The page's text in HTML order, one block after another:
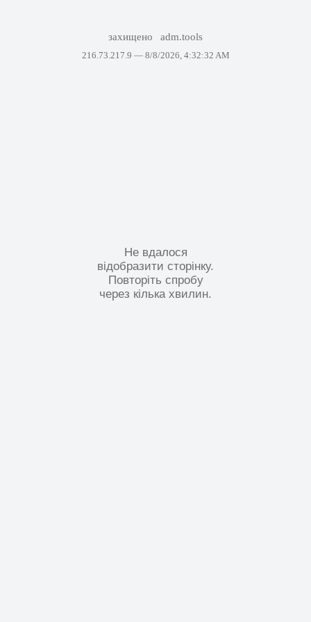
захищено adm.tools
216.73.217.9 — 8/8/2026, 4:32:32 AM
Не вдалося
відобразити сторінку.
Повторіть спробу
через кілька хвилин.